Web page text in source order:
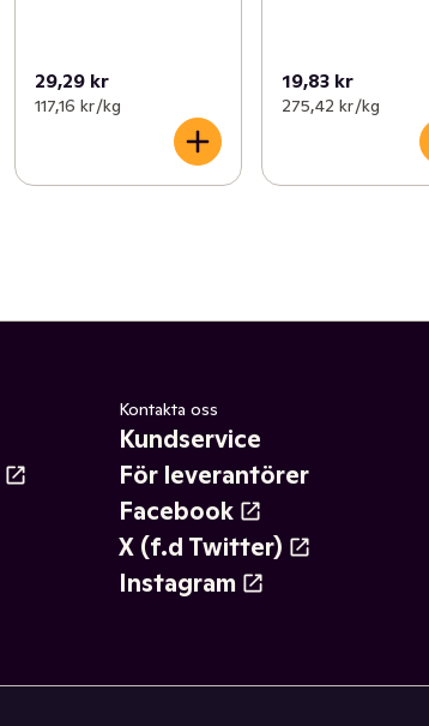
29,29 kr
117,16 kr /kg
19,83 kr
275,42 kr /kg
Kontakta oss
Kundservice
För leverantörer
Facebook
X (f.d Twitter)
Instagram